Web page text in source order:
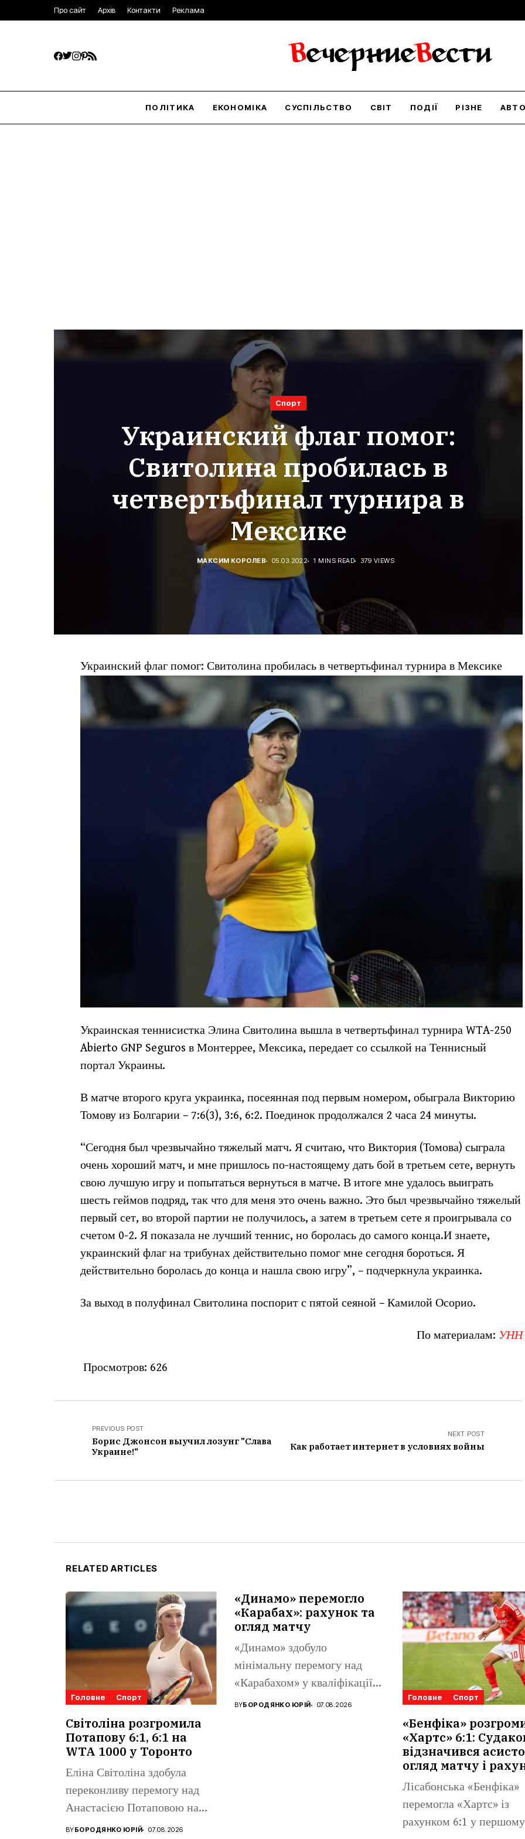
Про сайт Архів Контакти Реклама
ПОЛІТИКА ЕКОНОМІКА СУСПІЛЬСТВО СВІТ ПОДІЇ РІЗНЕ
Спорт
Украинский флаг помог:
Свитолина пробилась в
четвертьфинал турнира в
Мексике
МАКСИМ КОРОЛЕВ 05.03.2022 1 MINS READ 379 VIEWS
Украинский флаг помог: Свитолина пробилась в четвертьфинал турнира в Мексике
Украинская теннисистка Элина Свитолина вышла в четвертьфинал турнира WTA-250
Abierto GNP Seguros в Монтеррее, Мексика, передает со ссылкой на Теннисный
портал Украины.
В матче второго круга украинка, посеянная под первым номером, обыграла Викторию
Томову из Болгарии – 7:6(3), 3:6, 6:2. Поединок продолжался 2 часа 24 минуты.
“Сегодня был чрезвычайно тяжелый матч. Я считаю, что Виктория (Томова) сыграла
очень хороший матч, и мне пришлось по-настоящему дать бой в третьем сете, вернуть
свою лучшую игру и попытаться вернуться в матче. В итоге мне удалось выиграть
шесть геймов подряд, так что для меня это очень важно. Это был чрезвычайно тяжелый
первый сет, во второй партии не получилось, а затем в третьем сете я проигрывала со
счетом 0-2. Я показала не лучший теннис, но боролась до самого конца.И знаете,
украинский флаг на трибунах действительно помог мне сегодня бороться. Я
действительно боролась до конца и нашла свою игру”, – подчеркнула украинка.
За выход в полуфинал Свитолина поспорит с пятой сеяной – Камилой Осорио.
По материалам: УНН
Просмотров: 626
PREVIOUS POST
Борис Джонсон выучил лозунг "Слава
Украине!"
NEXT POST
Как работает интернет в условиях войны
RELATED ARTICLES
Головне Спорт
Світоліна розгромила
Потапову 6:1, 6:1 на
WTA 1000 у Торонто
Еліна Світоліна здобула
переконливу перемогу над
Анастасією Потаповою на
турнірі WTA 1000...
BYБОРОДЯНКО ЮРІЙ 07.08.2026
«Динамо» перемогло
«Карабах»: рахунок та
огляд матчу
«Динамо» здобуло
мінімальну перемогу над
«Карабахом» у кваліфікації
Ліги конференцій. Матвій
BYБОРОДЯНКО ЮРІЙ 07.08.2026
Головне Спорт
«Бенфіка»
«Хартс» 6:1:
відзначився
огляд матчу і
Лісабонська «Бенфіка»
перемогла «Хартс» із
рахунком 6:1 у першому